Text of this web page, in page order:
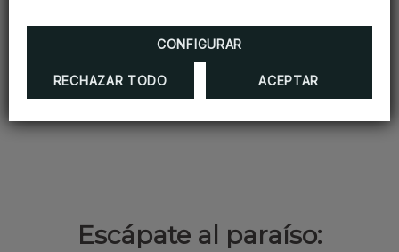
CONFIGURAR
RECHAZAR TODO ACEPTAR
Escápate al paraíso: